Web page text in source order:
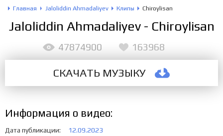
Главная Jaloliddin Ahmadaliyev Клипы Chiroylisan
Jaloliddin Ahmadaliyev - Chiroylisan
СКАЧАТЬ МУЗЫКУ
47874900 163968
Информация о видео:
Дата публикации
12.09.2023